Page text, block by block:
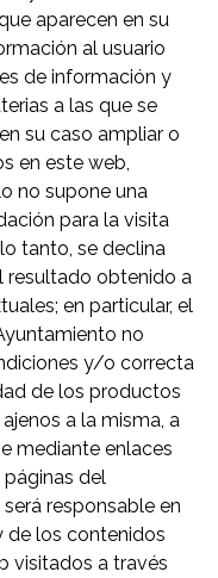
aparecen en su
al usuario
de información y
a las que se
su caso ampliar o
en este web,
no supone una
para la visita
tanto, se declina
resultado obtenido a
en particular, el
no
y/o correcta
de los productos
a la misma, a
mediante enlaces
del
responsable en
de los contenidos
visitados a través